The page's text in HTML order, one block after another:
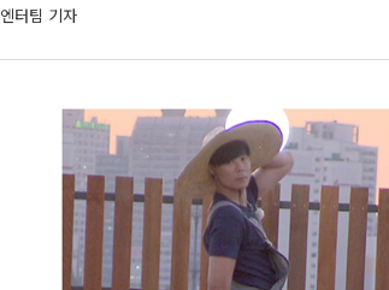
엔터팀 기자